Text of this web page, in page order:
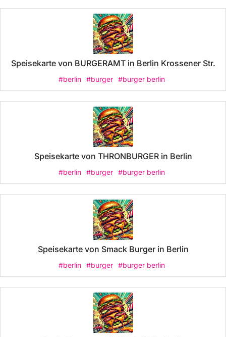
Speisekarte von BURGERAMT in Berlin Krossener Str.
#berlin #burger #burger berlin
Speisekarte von THRONBURGER in Berlin
#berlin #burger #burger berlin
Speisekarte von Smack Burger in Berlin
#berlin #burger #burger berlin